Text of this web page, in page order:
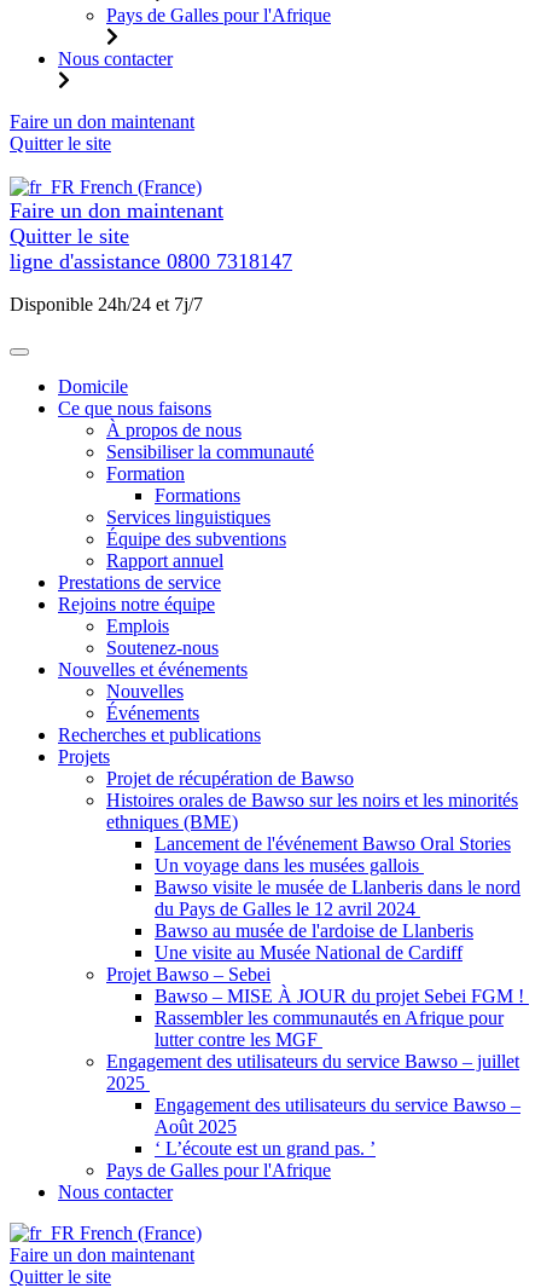
Pays de Galles pour l'Afrique
Nous contacter
Aller
au
Faire un don maintenant
Quitter le site
French (France)
Faire un don maintenant
Quitter le site
ligne d'assistance 0800 7318147
Disponible 24h/24 et 7j/7
Domicile
Ce que nous faisons
À propos de nous
Sensibiliser la communauté
Formation
Formations
Services linguistiques
Équipe des subventions
Rapport annuel
Prestations de service
Rejoins notre équipe
Emplois
Soutenez-nous
Nouvelles et événements
Nouvelles
Événements
Recherches et publications
Projets
Projet de récupération de Bawso
Histoires orales de Bawso sur les noirs et les minorités
ethniques (BME)
Lancement de l'événement Bawso Oral Stories
Un voyage dans les musées gallois
Bawso visite le musée de Llanberis dans le nord
du Pays de Galles le 12 avril 2024
Bawso au musée de l'ardoise de Llanberis
Une visite au Musée National de Cardiff
Projet Bawso – Sebei
Bawso – MISE À JOUR du projet Sebei FGM !
Rassembler les communautés en Afrique pour
lutter contre les MGF
Engagement des utilisateurs du service Bawso – juillet
2025
Engagement des utilisateurs du service Bawso –
Août 2025
‘ L’écoute est un grand pas. ’
Pays de Galles pour l'Afrique
Nous contacter
French (France)
Faire un don maintenant
Quitter le site